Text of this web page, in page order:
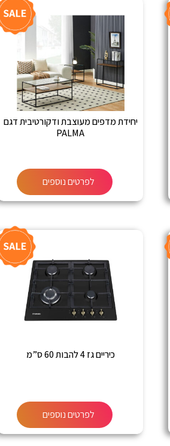
יחידת מדפים מעוצבת ודקורטיבית דגם
PALMA
לפרטים נוספים
כיריים גז 4 להבות 60 ס”מ
לפרטים נוספים